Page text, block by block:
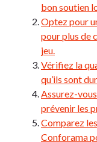
bon soutien
Optez pour
pour plus de
jeu.
Vérifiez la
qu’ils sont
Assurez-
prévenir les
Comparez
Conforama